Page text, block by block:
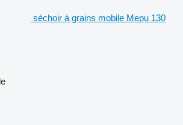
séchoir à grains mobile Mepu 130